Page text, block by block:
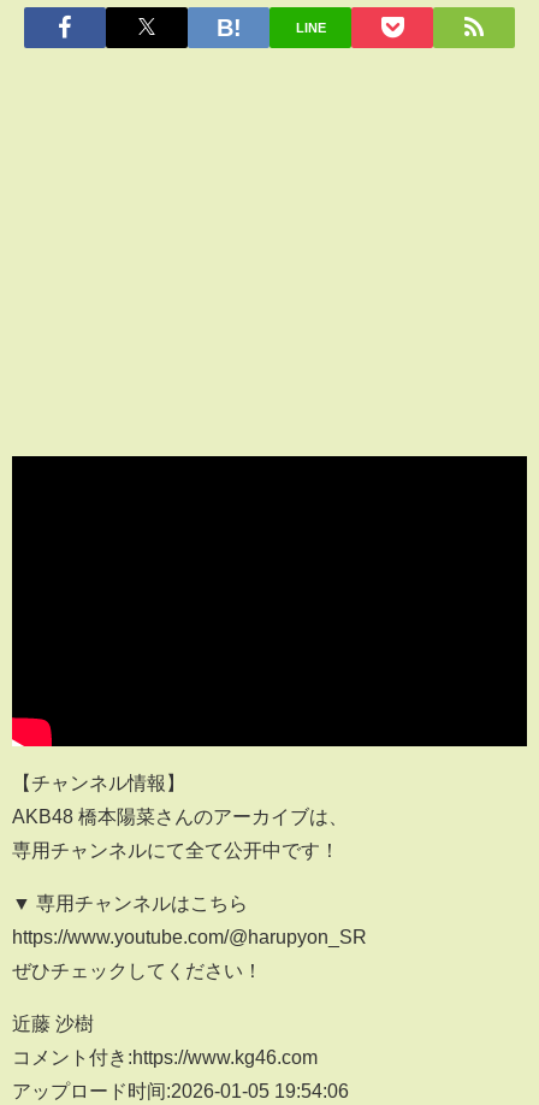
LINE
【チャンネル情報】
AKB48 橋本陽菜さんのアーカイブは、
専用チャンネルにて全て公开中です！
▼ 専用チャンネルはこちら
https://www.youtube.com/@harupyon_SR
ぜひチェックしてください！
近藤 沙樹
コメント付き:https://www.kg46.com
アップロード时间:2026-01-05 19:54:06